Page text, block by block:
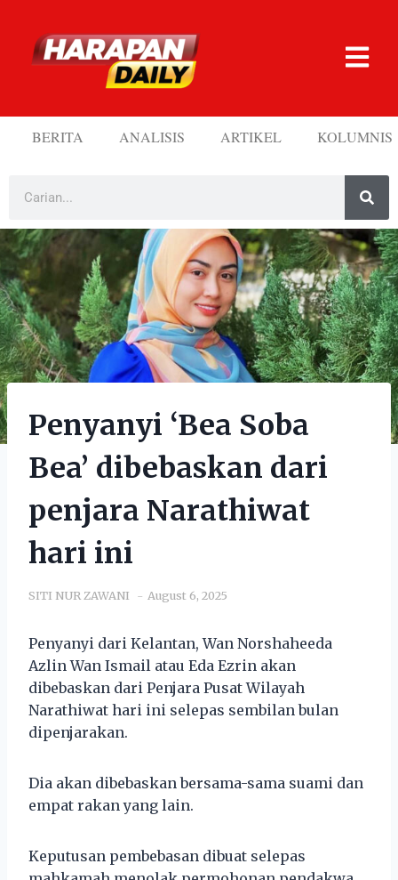
BERITA ANALISIS ARTIKEL KOLUMNIS
Penyanyi ‘Bea Soba
Bea’ dibebaskan dari
penjara Narathiwat
hari ini
SITI NUR ZAWANI August 6, 2025
Penyanyi dari Kelantan, Wan Norshaheeda
Azlin Wan Ismail atau Eda Ezrin akan
dibebaskan dari Penjara Pusat Wilayah
Narathiwat hari ini selepas sembilan bulan
dipenjarakan.
Dia akan dibebaskan bersama-sama suami dan
empat rakan yang lain.
Keputusan pembebasan dibuat selepas